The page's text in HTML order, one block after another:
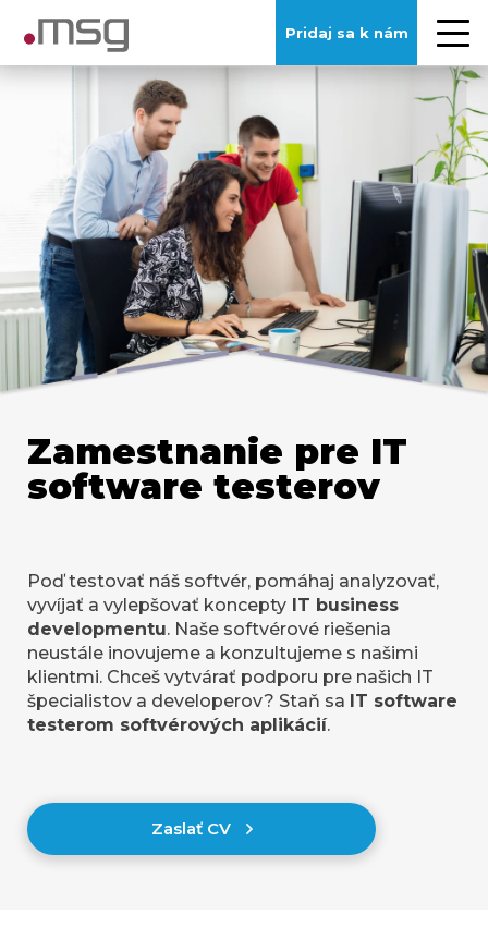
Pridaj sa k nám
Zamestnanie pre IT
software testerov
Poď testovať náš softvér, pomáhaj analyzovať,
vyvíjať a vylepšovať koncepty IT business
developmentu. Naše softvérové riešenia
neustále inovujeme a konzultujeme s našimi
klientmi. Chceš vytvárať podporu pre našich IT
špecialistov a developerov? Staň sa IT software
testerom softvérových aplikácií.
Zaslať CV